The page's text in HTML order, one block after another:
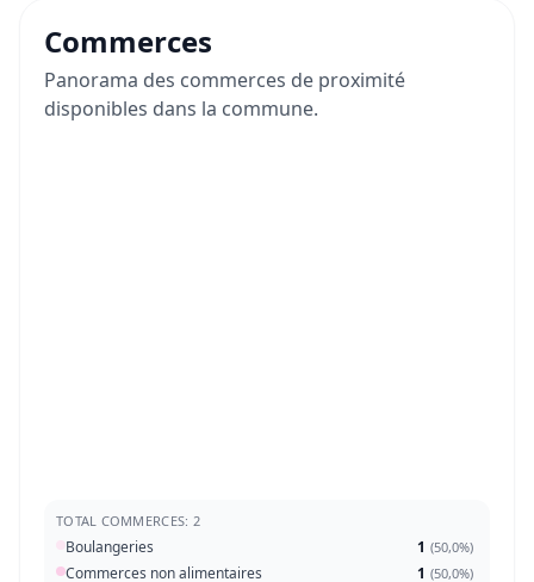
Commerces
Panorama des commerces de proximité
disponibles dans la commune.
TOTAL COMMERCES: 2
Boulangeries 1 (50,0%)
Commerces non alimentaires 1 (50,0%)